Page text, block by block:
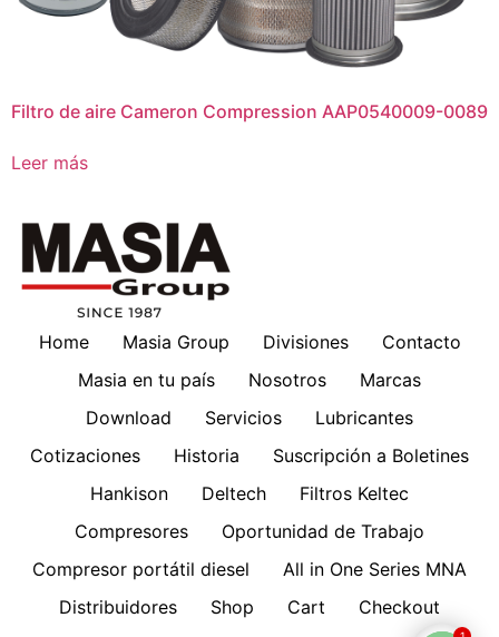
Filtro de aire Cameron Compression AAP0540009-0089
Leer más
Home Masia Group Divisiones
Contacto
Masia en tu país
Nosotros
Marcas
Download
Servicios
Lubricantes
Cotizaciones
Historia
Suscripción a Boletines
Hankison
Deltech
Filtros Keltec
Compresores
Oportunidad de Trabajo
Compresor portátil diesel
All in One Series MNA
Distribuidores
Shop Cart
Checkout